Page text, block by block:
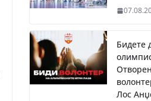
Бидете
Лос